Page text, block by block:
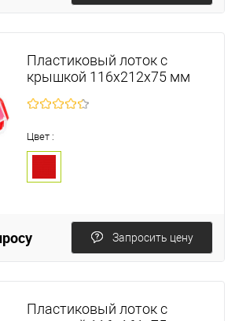
Пластиковый лоток с
крышкой 116х212х75 мм
Цвет :
Запросить цену
Пластиковый лоток с